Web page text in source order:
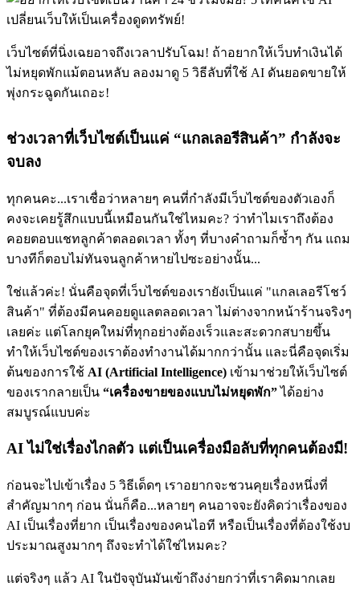
เว็บไซต์ที่นิ่งเฉยอาจถึงเวลาปรับโฉม! ถ้าอยากให้เว็บทำเงินได้
ไม่หยุดพักแม้ตอนหลับ ลองมาดู 5 วิธีลับที่ใช้ AI ดันยอดขายให้
พุ่งกระฉูดกันเถอะ!
ช่วงเวลาที่เว็บไซต์เป็นแค่ “แกลเลอรีสินค้า” กำลังจะ
จบลง
ทุกคนคะ...เราเชื่อว่าหลายๆ คนที่กำลังมีเว็บไซต์ของตัวเองก็
คงจะเคยรู้สึกแบบนี้เหมือนกันใช่ไหมคะ? ว่าทำไมเราถึงต้อง
คอยตอบแชทลูกค้าตลอดเวลา ทั้งๆ ที่บางคำถามก็ซ้ำๆ กัน แถม
บางทีก็ตอบไม่ทันจนลูกค้าหายไปซะอย่างนั้น...
ใช่แล้วค่ะ! นั่นคือจุดที่เว็บไซต์ของเรายังเป็นแค่ "แกลเลอรีโชว์
สินค้า" ที่ต้องมีคนคอยดูแลตลอดเวลา ไม่ต่างจากหน้าร้านจริงๆ
เลยค่ะ แต่โลกยุคใหม่ที่ทุกอย่างต้องเร็วและสะดวกสบายขึ้น
ทำให้เว็บไซต์ของเราต้องทำงานได้มากกว่านั้น และนี่คือจุดเริ่ม
ต้นของการใช้ AI (Artificial Intelligence) เข้ามาช่วยให้เว็บไซต์
ของเรากลายเป็น “เครื่องขายของแบบไม่หยุดพัก”ได้อย่าง
สมบูรณ์แบบค่ะ
AI ไม่ใช่เรื่องไกลตัว แต่เป็นเครื่องมือลับที่ทุกคนต้องมี!
ก่อนจะไปเข้าเรื่อง 5 วิธีเด็ดๆ เราอยากจะชวนคุยเรื่องหนึ่งที่
สำคัญมากๆ ก่อน นั่นก็คือ...หลายๆ คนอาจจะยังคิดว่าเรื่องของ
AI เป็นเรื่องที่ยาก เป็นเรื่องของคนไอที หรือเป็นเรื่องที่ต้องใช้งบ
ประมาณสูงมากๆ ถึงจะทำได้ใช่ไหมคะ?
แต่จริงๆ แล้ว AI ในปัจจุบันมันเข้าถึงง่ายกว่าที่เราคิดมากเลย